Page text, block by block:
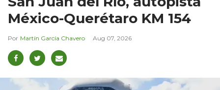
México-Querétaro KM 154
Martín García Chavero Aug 07, 2026